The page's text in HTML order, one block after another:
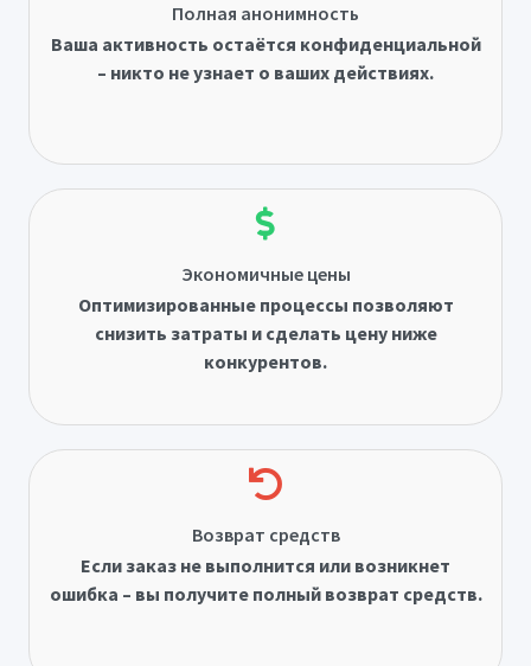
Полная анонимность
Ваша активность остаётся конфиденциальной
– никто не узнает о ваших действиях.
Экономичные цены
Оптимизированные процессы позволяют
снизить затраты и сделать цену ниже
конкурентов.
Возврат средств
Если заказ не выполнится или возникнет
ошибка – вы получите полный возврат средств.